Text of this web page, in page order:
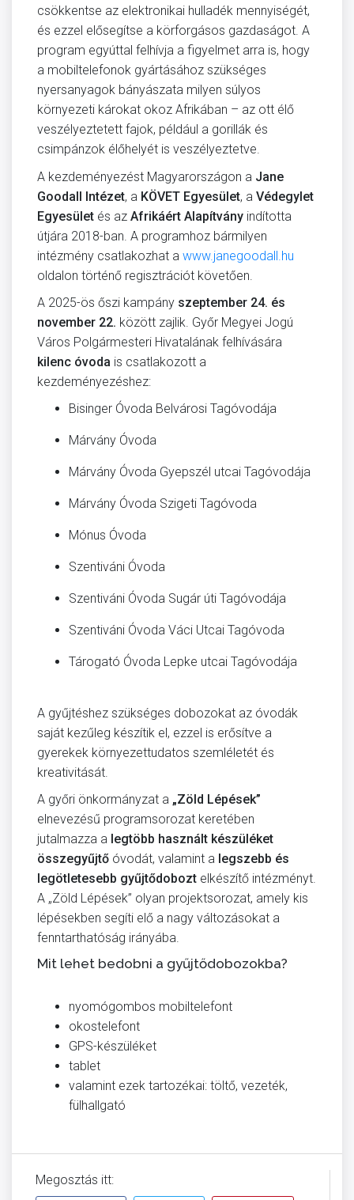
csökkentse az elektronikai hulladék mennyiségét,
és ezzel elősegítse a körforgásos gazdaságot. A
program egyúttal felhívja a figyelmet arra is, hogy
a mobiltelefonok gyártásához szükséges
nyersanyagok bányászata milyen súlyos
környezeti károkat okoz Afrikában – az ott élő
veszélyeztetett fajok, például a gorillák és
csimpánzok élőhelyét is veszélyeztetve.
A kezdeményezést Magyarországon a Jane
Goodall Intézet, a KÖVET Egyesület, a Védegylet
Egyesület és az Afrikáért Alapítvány indította
útjára 2018-ban. A programhoz bármilyen
intézmény csatlakozhat a www.janegoodall.hu
oldalon történő regisztrációt követően.
A 2025-ös őszi kampány szeptember 24. és
november 22. között zajlik. Győr Megyei Jogú
Város Polgármesteri Hivatalának felhívására
kilenc óvoda is csatlakozott a
kezdeményezéshez:
Bisinger Óvoda Belvárosi Tagóvodája
Márvány Óvoda
Márvány Óvoda Gyepszél utcai Tagóvodája
Márvány Óvoda Szigeti Tagóvoda
Mónus Óvoda
Szentiváni Óvoda
Szentiváni Óvoda Sugár úti Tagóvodája
Szentiváni Óvoda Váci Utcai Tagóvoda
Tárogató Óvoda Lepke utcai Tagóvodája
A gyűjtéshez szükséges dobozokat az óvodák
saját kezűleg készítik el, ezzel is erősítve a
gyerekek környezettudatos szemléletét és
kreativitását.
A győri önkormányzat a „Zöld Lépések”
elnevezésű programsorozat keretében
jutalmazza a legtöbb használt készüléket
összegyűjtő óvodát, valamint a legszebb és
legötletesebb gyűjtődobozt elkészítő intézményt.
A „Zöld Lépések” olyan projektsorozat, amely kis
lépésekben segíti elő a nagy változásokat a
fenntarthatóság irányába.
Mit lehet bedobni a gyűjtődobozokba?
nyomógombos mobiltelefont
okostelefont
GPS-készüléket
tablet
valamint ezek tartozékai: töltő, vezeték,
fülhallgató
Megosztás itt: